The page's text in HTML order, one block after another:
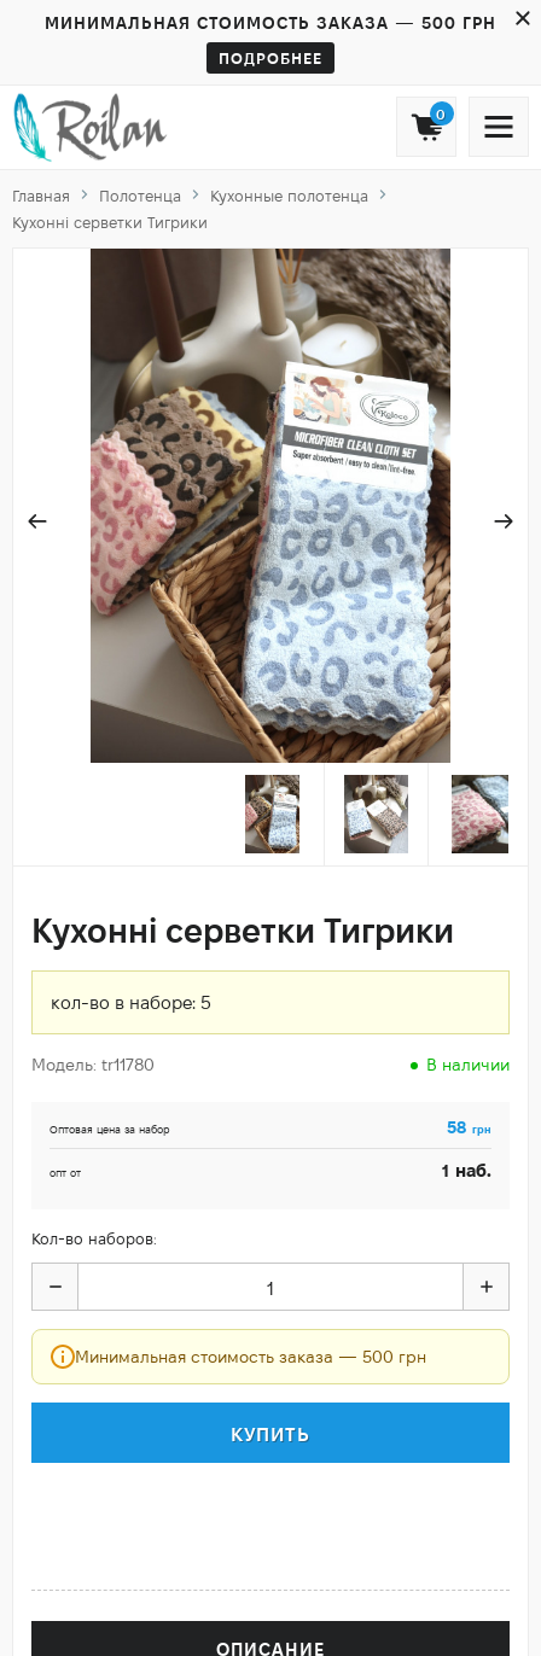
МИНИМАЛЬНАЯ СТОИМОСТЬ ЗАКАЗА — 500 ГРН
ПОДРОБНЕЕ
0
Главная Полотенца
Кухонные полотенца
Кухонні серветки Тигрики
Кухонні серветки Тигрики
кол-во в наборе: 5
Модель: tr11780 В наличии
Оптовая цена за набор 58 грн
опт от 1 наб.
Кол-во наборов:
Минимальная стоимость заказа — 500 грн
КУПИТЬ
ОПИСАНИЕ